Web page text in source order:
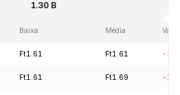
1.30 B
Baixa Média
Ft1.61 Ft1.61 -
Ft1.61 Ft1.69 -